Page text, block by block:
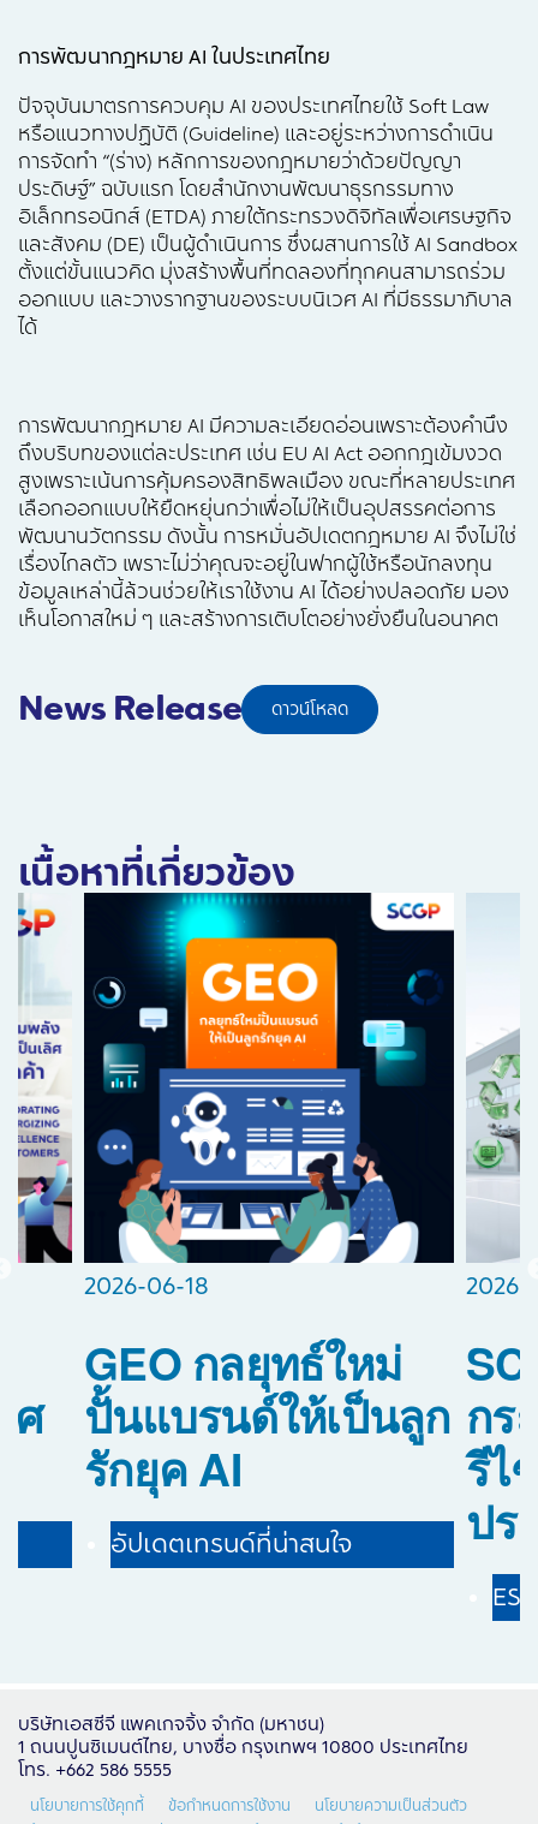
การพัฒนากฎหมาย AI ในประเทศไทย
ปัจจุบันมาตรการควบคุม AI ของประเทศไทยใช้ Soft Law
หรือแนวทางปฏิบัติ (Guideline) และอยู่ระหว่างการดำเนิน
การจัดทำ “(ร่าง) หลักการของกฎหมายว่าด้วยปัญญา
ประดิษฐ์” ฉบับแรก โดยสำนักงานพัฒนาธุรกรรมทาง
อิเล็กทรอนิกส์ (ETDA) ภายใต้กระทรวงดิจิทัลเพื่อเศรษฐกิจ
และสังคม (DE) เป็นผู้ดำเนินการ ซึ่งผสานการใช้ AI Sandbox
ตั้งแต่ขั้นแนวคิด มุ่งสร้างพื้นที่ทดลองที่ทุกคนสามารถร่วม
ออกแบบ และวางรากฐานของระบบนิเวศ AI ที่มีธรรมาภิบาล
ได้
การพัฒนากฎหมาย AI มีความละเอียดอ่อนเพราะต้องคำนึง
ถึงบริบทของแต่ละประเทศ เช่น EU AI Act ออกกฎเข้มงวด
สูงเพราะเน้นการคุ้มครองสิทธิพลเมือง ขณะที่หลายประเทศ
เลือกออกแบบให้ยืดหยุ่นกว่าเพื่อไม่ให้เป็นอุปสรรคต่อการ
พัฒนานวัตกรรม ดังนั้น การหมั่นอัปเดตกฎหมาย AI จึงไม่ใช่
เรื่องไกลตัว เพราะไม่ว่าคุณจะอยู่ในฟากผู้ใช้หรือนักลงทุน
ข้อมูลเหล่านี้ล้วนช่วยให้เราใช้งาน AI ได้อย่างปลอดภัย มอง
เห็นโอกาสใหม่ ๆ และสร้างการเติบโตอย่างยั่งยืนในอนาคต
News Release ดาวน์โหลด
เนื้อหาที่เกี่ยวข้อง
ศ
2026-06-18
GEO กลยุทธ์ใหม่
ปั้นแบรนด์ให้เป็นลูก
รักยุค AI
อัปเดตเทรนด์ที่น่าสนใจ
2026-
กร
รีไ
ปร
ESG
บริษัทเอสซีจี แพคเกจจิ้ง จำกัด (มหาชน)
1 ถนนปูนซิเมนต์ไทย, บางซื่อ กรุงเทพฯ 10800 ประเทศไทย
โทร. +662 586 5555
นโยบายการใช้คุกกี้ ข้อกำหนดการใช้งาน นโยบายความเป็นส่วนตัว